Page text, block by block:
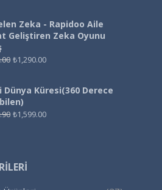
Zeka - Rapidoo Aile
Geliştiren Zeka Oyunu
₺1,290.00
Dünya Küresi(360 Derece
₺1,599.00